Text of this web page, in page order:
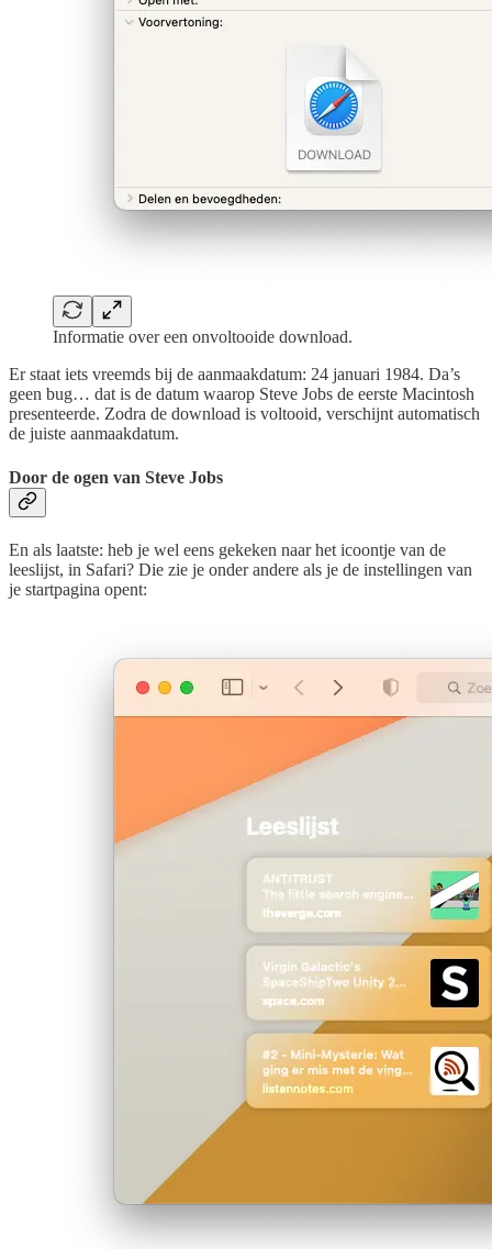
Informatie over een onvoltooide download.
Er staat iets vreemds bij de aanmaakdatum: 24 januari 1984. Da’s
geen bug… dat is de datum waarop Steve Jobs de eerste Macintosh
presenteerde. Zodra de download is voltooid, verschijnt automatisch
de juiste aanmaakdatum.
Door de ogen van Steve Jobs
En als laatste: heb je wel eens gekeken naar het icoontje van de
leeslijst, in Safari? Die zie je onder andere als je de instellingen van
je startpagina opent: